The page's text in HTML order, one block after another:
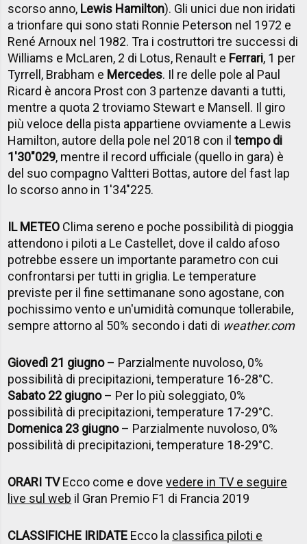
scorso anno, Lewis Hamilton). Gli unici due non iridati
a trionfare qui sono stati Ronnie Peterson nel 1972 e
René Arnoux nel 1982. Tra i costruttori tre successi di
Williams e McLaren, 2 di Lotus, Renault e Ferrari, 1 per
Tyrrell, Brabham e Mercedes. Il re delle pole al Paul
Ricard è ancora Prost con 3 partenze davanti a tutti,
mentre a quota 2 troviamo Stewart e Mansell. Il giro
più veloce della pista appartiene ovviamente a Lewis
Hamilton, autore della pole nel 2018 con iltempo di
1'30"029, mentre il record ufficiale (quello in gara) è
del suo compagno Valtteri Bottas, autore del fast lap
lo scorso anno in 1'34"225.
IL METEO Clima sereno e poche possibilità di pioggia
attendono i piloti a Le Castellet, dove il caldo afoso
potrebbe essere un importante parametro con cui
confrontarsi per tutti in griglia. Le temperature
previste per il fine settimanane sono agostane, con
pochissimo vento e un'umidità comunque tollerabile,
sempre attorno al 50% secondo i dati di weather.com
Giovedì 21 giugno– Parzialmente nuvoloso, 0%
possibilità di precipitazioni, temperature 16-28°C.
Sabato 22 giugno– Per lo più soleggiato, 0%
possibilità di precipitazioni, temperature 17-29°C.
Domenica 23 giugno– Parzialmente nuvoloso, 0%
possibilità di precipitazioni, temperature 18-29°C.
ORARI TVEcco come e dovevedere in TV e seguire
live sul web il Gran Premio F1 di Francia 2019
CLASSIFICHE IRIDATE Ecco la classifica piloti e